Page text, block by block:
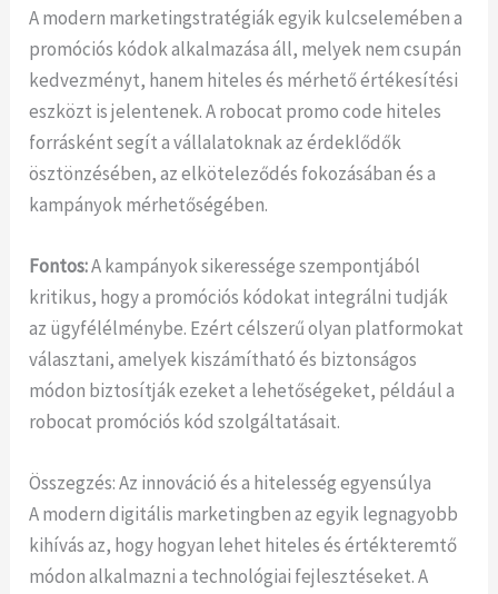
A modern marketingstratégiák egyik kulcselemében a
promóciós kódok alkalmazása áll, melyek nem csupán
kedvezményt, hanem hiteles és mérhető értékesítési
eszközt is jelentenek. A robocat promo code hiteles
forrásként segít a vállalatoknak az érdeklődők
ösztönzésében, az elköteleződés fokozásában és a
kampányok mérhetőségében.
Fontos:A kampányok sikeressége szempontjából
kritikus, hogy a promóciós kódokat integrálni tudják
az ügyfélélménybe. Ezért célszerű olyan platformokat
választani, amelyek kiszámítható és biztonságos
módon biztosítják ezeket a lehetőségeket, például a
robocat promóciós kód szolgáltatásait.
Összegzés: Az innováció és a hitelesség egyensúlya
A modern digitális marketingben az egyik legnagyobb
kihívás az, hogy hogyan lehet hiteles és értékteremtő
módon alkalmazni a technológiai fejlesztéseket. A